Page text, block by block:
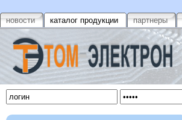
новости каталог продукции партнеры